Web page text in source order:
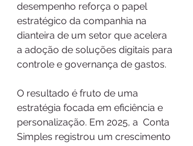
desempenho reforça o papel
estratégico da companhia na
dianteira de um setor que acelera
a adoção de soluções digitais para
controle e governança de gastos.
O resultado é fruto de uma
estratégia focada em eficiência e
personalização. Em 2025, a  Conta
Simples registrou um crescimento